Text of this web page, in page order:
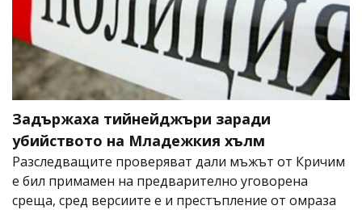
Задържаха тийнейджъри заради
убийството на Младежкия хълм
Разследващите проверяват дали мъжът от Кричим
е бил примамен на предварително уговорена
среща, сред версиите е и престъпление от омраза